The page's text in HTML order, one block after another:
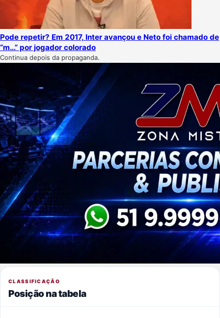
Pode repetir? Em 2017, Inter avançou e Neto foi chamado de
“m…” por jogador colorado
Continua depois da propaganda.
CLASSIFICAÇÃO
Posição na tabela